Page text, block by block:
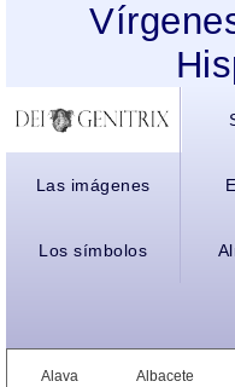
Las imágenes
Los símbolos
Alava Albacete